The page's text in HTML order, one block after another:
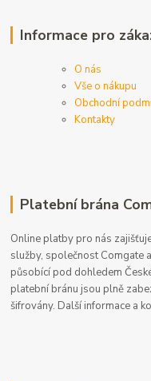
Informace pro
O nás
Vše o nákupu
Obchodní
Kontakty
Platební brána
Online platby pro nás
služby, společnost Comgate
působící pod dohledem
platební bránu jsou plně
šifrovány. Další informace a